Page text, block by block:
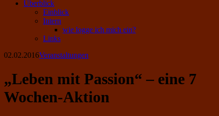
Überblick
Einblick
Intern
wie logge ich mich ein?
Links
02.02.2016Veranstaltungen
„Leben mit Passion“ – eine 7
Wochen-Aktion